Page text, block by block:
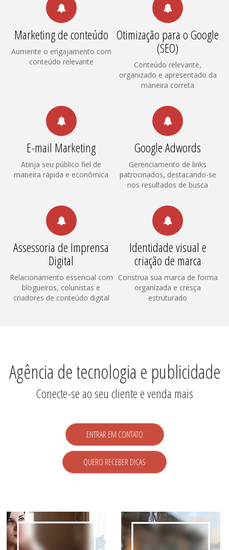
Marketing de conteúdo
Aumente o engajamento com
conteúdo relevante
Otimização para o Google
(SEO)
Conteúdo relevante,
organizado e apresentado da
maneira correta
E-mail Marketing
Atinja seu público fiel de
maneira rápida e econômica
Google Adwords
Gerenciamento de links
patrocinados, destacando-se
nos resultados de busca
Assessoria de Imprensa
Digital
Relacionamento essencial com
blogueiros, colunistas e
criadores de conteúdo digital
Identidade visual e
criação de marca
Construa sua marca de forma
organizada e cresça
estruturado
Agência de tecnologia e publicidade
Conecte-se ao seu cliente e venda mais
ENTRAR EM CONTATO
QUERO RECEBER DICAS